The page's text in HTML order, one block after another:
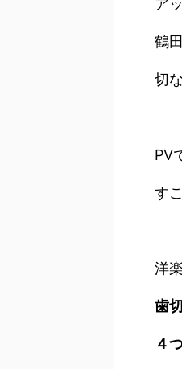
ア
鶴
切
PV
す
洋
歯
４